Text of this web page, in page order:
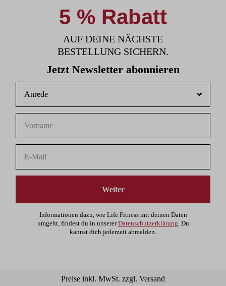
5 % Rabatt
AUF DEINE NÄCHSTE
BESTELLUNG SICHERN.
Jetzt Newsletter abonnieren
Weiter
Informationen dazu, wie Life Fitness mit deinen Daten
umgeht, findest du in unsererDatenschutzerklärung. Du
kannst dich jederzeit abmelden.
Preise inkl. MwSt. zzgl. Versand